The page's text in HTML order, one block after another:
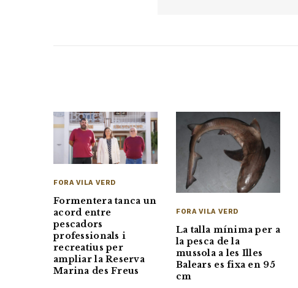
FORA VILA VERD
Formentera tanca un
acord entre
pescadors
professionals i
recreatius per
ampliar la Reserva
Marina des Freus
FORA VILA VERD
La talla mínima per a
la pesca de la
mussola a les Illes
Balears es fixa en 95
cm